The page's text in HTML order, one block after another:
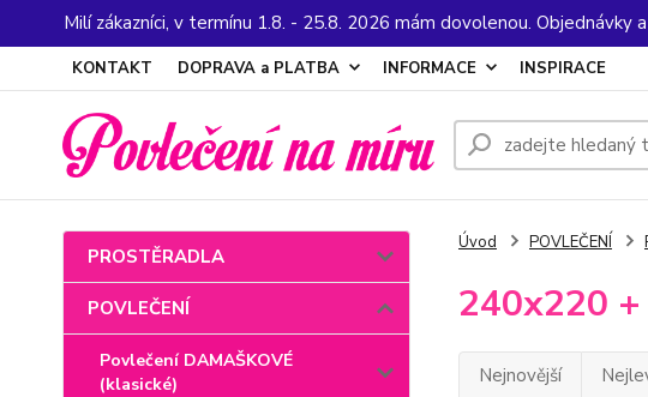
Milí zákazníci, v termínu 1.8. - 25.8. 2026 mám dovolenou.
KONTAKT DOPRAVA a PLATBA INFORMACE INSPIRACE
PROSTĚRADLA
POVLEČENÍ
Povlečení DAMAŠKOVÉ
(klasické)
Úvod POVLEČENÍ
240x220
Nejnovější